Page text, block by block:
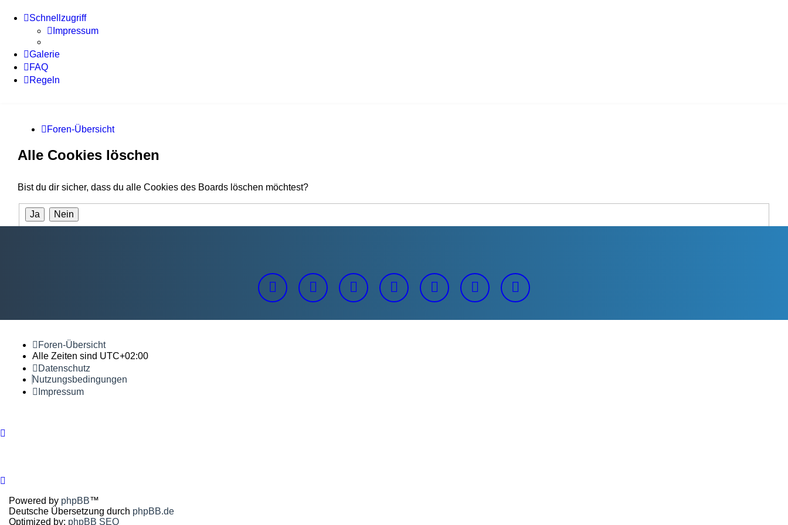
Schnellzugriff
Impressum
Galerie
FAQ
Regeln
Foren-Übersicht
Alle Cookies löschen
Bist du dir sicher, dass du alle Cookies des Boards löschen möchtest?
Foren-Übersicht
Alle Zeiten sind UTC+02:00
Datenschutz
Nutzungsbedingungen
Impressum
Powered by phpBB™
Deutsche Übersetzung durch phpBB.de
Optimized by: phpBB SEO